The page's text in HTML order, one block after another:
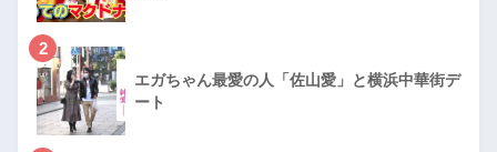
2
エガちゃん最愛の人「佐山愛」と横浜中華街デ
ート